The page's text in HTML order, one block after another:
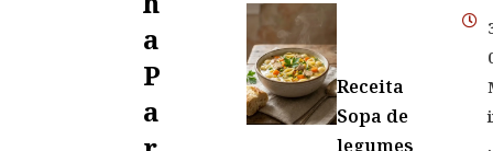
A
P
A
Receita
Sopa de
legumes
.